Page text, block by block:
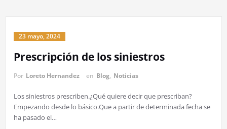
23 mayo, 2024
Prescripción de los siniestros
Por Loreto Hernandez en Blog, Noticias
Los siniestros prescriben.¿Qué quiere decir que prescriban?
Empezando desde lo básico.Que a partir de determinada fecha se
ha pasado el…